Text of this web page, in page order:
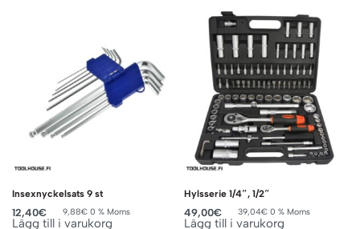
Insexnyckelsats 9 st
12,40€ 9,88€ 0 % Moms
Lägg till i varukorg
Hylsserie 1/4″, 1/2″
49,00€ 39,04€ 0 % Moms
Lägg till i varukorg